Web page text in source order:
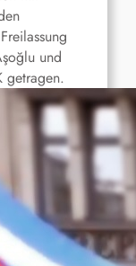
und
getragen.